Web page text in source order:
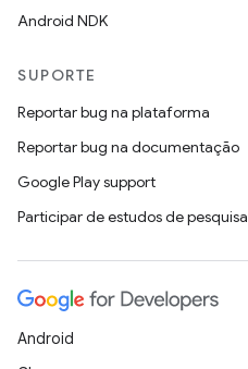
Android NDK
SUPORTE
Reportar bug na plataforma
Reportar bug na documentação
Google Play support
Participar de estudos de pesquisa
Android